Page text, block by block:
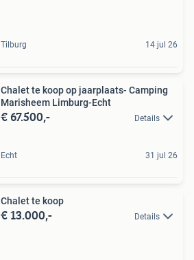
Tilburg 14 jul 26
Chalet te koop op jaarplaats- Camping
Marisheem Limburg-Echt
€ 67.500,- Details
Echt 31 jul 26
Chalet te koop
€ 13.000,- Details